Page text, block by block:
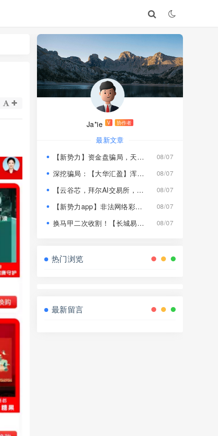
Ja*ie V 协作者
最新文章
【新势力】资金盘骗局，天宫国际和平娱乐的狗推换个马甲又来割韭菜！
08/07
深挖骗局：【大华汇盈】浑身造假，冒用演员充当总监，啼笑皆非！ 08/07
【云谷芯，拜尔AI交易所，塔吉跨境电商】这3个项目都是骗局，近期跑路跟即将崩盘收割，赶紧远离！ 08/07
【新势力app】非法网络彩票骗局，“天宫国际”和“和平娱乐”骗子搞的杀猪盘，远离！ 08/07
换马甲二次收割！【长城易趣】平移【康盛科技】又是致命骗局！ 08/07
热门浏览
最新留言